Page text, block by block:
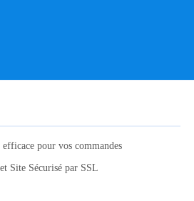
pour vos commandes
Site Sécurisé par SSL